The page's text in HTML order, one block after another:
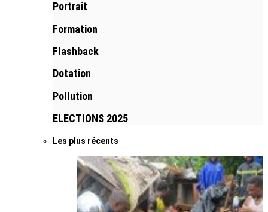
Portrait
Formation
Flashback
Dotation
Pollution
ELECTIONS 2025
Les plus récents